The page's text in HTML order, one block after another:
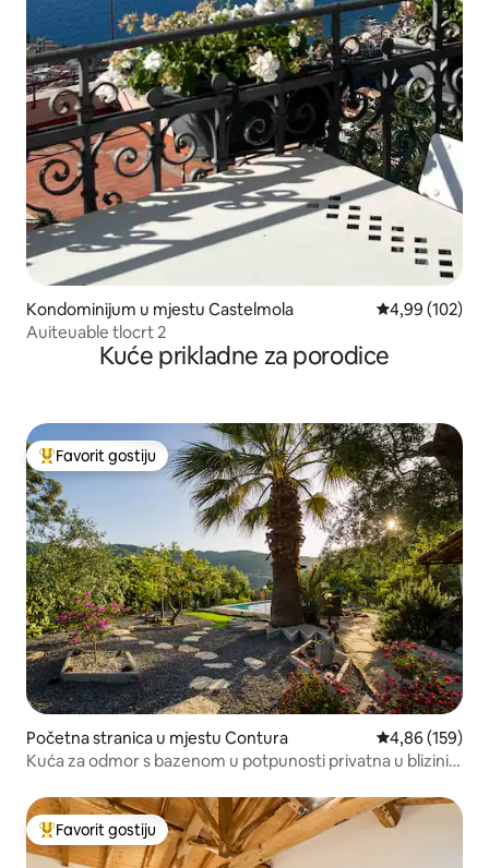
Kondominijum u mjestu Castelmola prosječna
4,99 (102)
Auiteuable tlocrt 2
Kuće prikladne za porodice
Glavni favorit gostiju
Favorit gostiju
Početna stranica u mjestu Contura prosječna
4,86 (159)
Kuća za odmor s bazenom u potpunosti privatna u blizini
Glavni favorit gostiju
Favorit gostiju